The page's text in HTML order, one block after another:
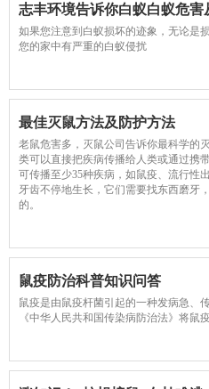
志丰环境告诉你白蚁白蚁危害
如果您注意到白蚁损坏的迹象，无论是
您的家中有严重的白蚁侵扰
最佳灭鼠方法及防护方法
老鼠危害多，灭鼠公司告诉你最科学的
类可以直接把疾病传播给人类或通过携
可传播至少35种疾病，如鼠疫、流行性
牙齿不停地生长，它们需要找东西磨牙
的。
鼠疫防治科普知识问答
鼠疫是由鼠疫杆菌引起的一种发病急、
《中华人民共和国传染病防治法》将鼠